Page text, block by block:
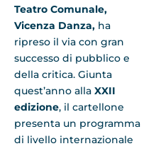
Teatro Comunale,
Vicenza Danza, ha
ripreso il via con gran
successo di pubblico e
della critica. Giunta
quest’anno alla XXII
edizione, il cartellone
presenta un programma
di livello internazionale